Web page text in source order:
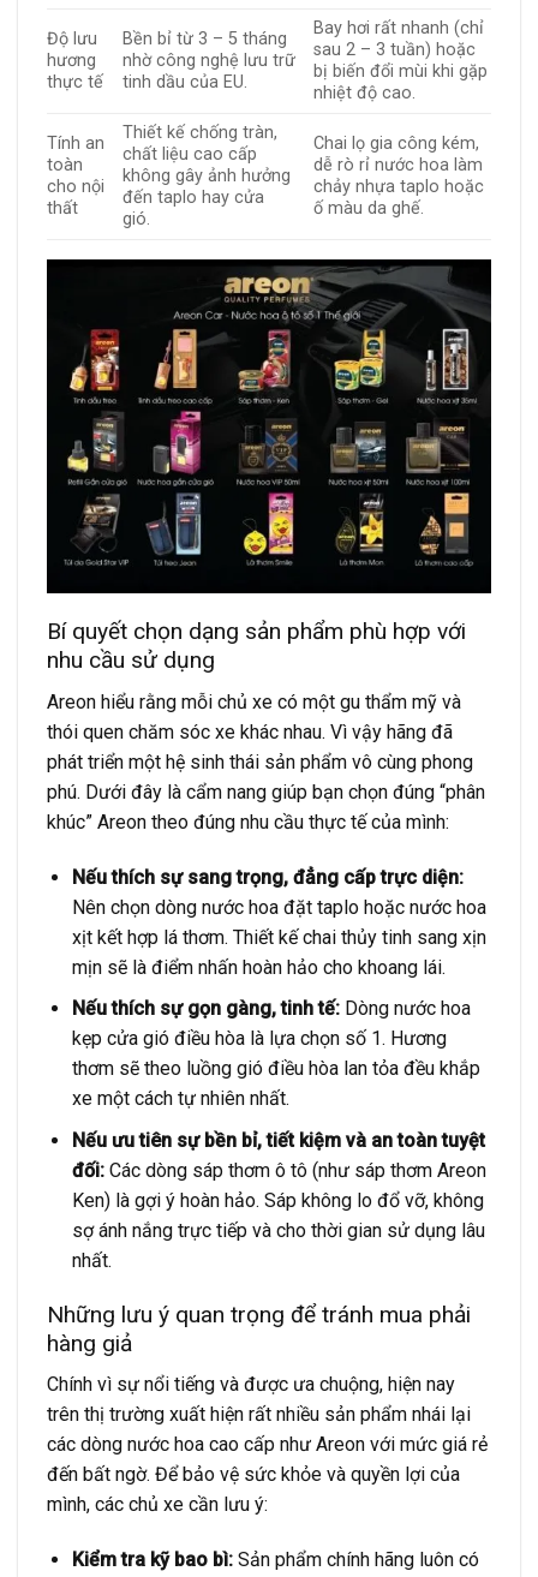
Độ lưu
hương
thực tế
Bền bỉ từ 3 – 5 tháng
nhờ công nghệ lưu trữ
tinh dầu của EU.
Bay hơi rất nhanh (chỉ
sau 2 – 3 tuần) hoặc
bị biến đổi mùi khi gặp
nhiệt độ cao.
Tính an
toàn
cho nội
thất
Thiết kế chống tràn,
chất liệu cao cấp
không gây ảnh hưởng
đến taplo hay cửa
gió.
Chai lọ gia công kém,
dễ rò rỉ nước hoa làm
chảy nhựa taplo hoặc
ố màu da ghế.
Bí quyết chọn dạng sản phẩm phù hợp với
nhu cầu sử dụng
Areon hiểu rằng mỗi chủ xe có một gu thẩm mỹ và
thói quen chăm sóc xe khác nhau. Vì vậy hãng đã
phát triển một hệ sinh thái sản phẩm vô cùng phong
phú. Dưới đây là cẩm nang giúp bạn chọn đúng “phân
khúc” Areon theo đúng nhu cầu thực tế của mình:
Nếu thích sự sang trọng, đẳng cấp trực diện:
Nên chọn dòng nước hoa đặt taplo hoặc nước hoa
xịt kết hợp lá thơm. Thiết kế chai thủy tinh sang xịn
mịn sẽ là điểm nhấn hoàn hảo cho khoang lái.
Nếu thích sự gọn gàng, tinh tế:Dòng nước hoa
kẹp cửa gió điều hòa là lựa chọn số 1. Hương
thơm sẽ theo luồng gió điều hòa lan tỏa đều khắp
xe một cách tự nhiên nhất.
Nếu ưu tiên sự bền bỉ, tiết kiệm và an toàn tuyệt
đối:Các dòng sáp thơm ô tô (như sáp thơm Areon
Ken) là gợi ý hoàn hảo. Sáp không lo đổ vỡ, không
sợ ánh nắng trực tiếp và cho thời gian sử dụng lâu
nhất.
Những lưu ý quan trọng để tránh mua phải
hàng giả
Chính vì sự nổi tiếng và được ưa chuộng, hiện nay
trên thị trường xuất hiện rất nhiều sản phẩm nhái lại
các dòng nước hoa cao cấp như Areon với mức giá rẻ
đến bất ngờ. Để bảo vệ sức khỏe và quyền lợi của
mình, các chủ xe cần lưu ý:
Kiểm tra kỹ bao bì:Sản phẩm chính hãng luôn có